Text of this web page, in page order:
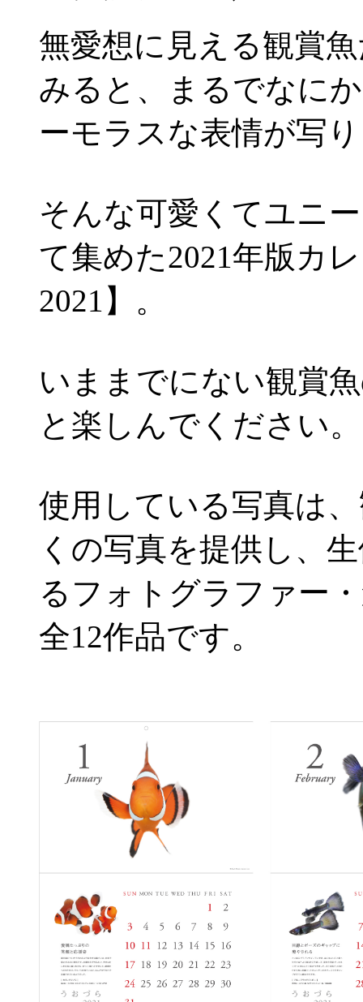
無愛想に見える観賞
みると、まるでなに
ーモラスな表情が写
そんな可愛くてユニ
て集めた2021年版カ
2021】。
いままでにない観賞
と楽しんでください。
使用している写真は
くの写真を提供し、
るフォトグラファー
全12作品です。